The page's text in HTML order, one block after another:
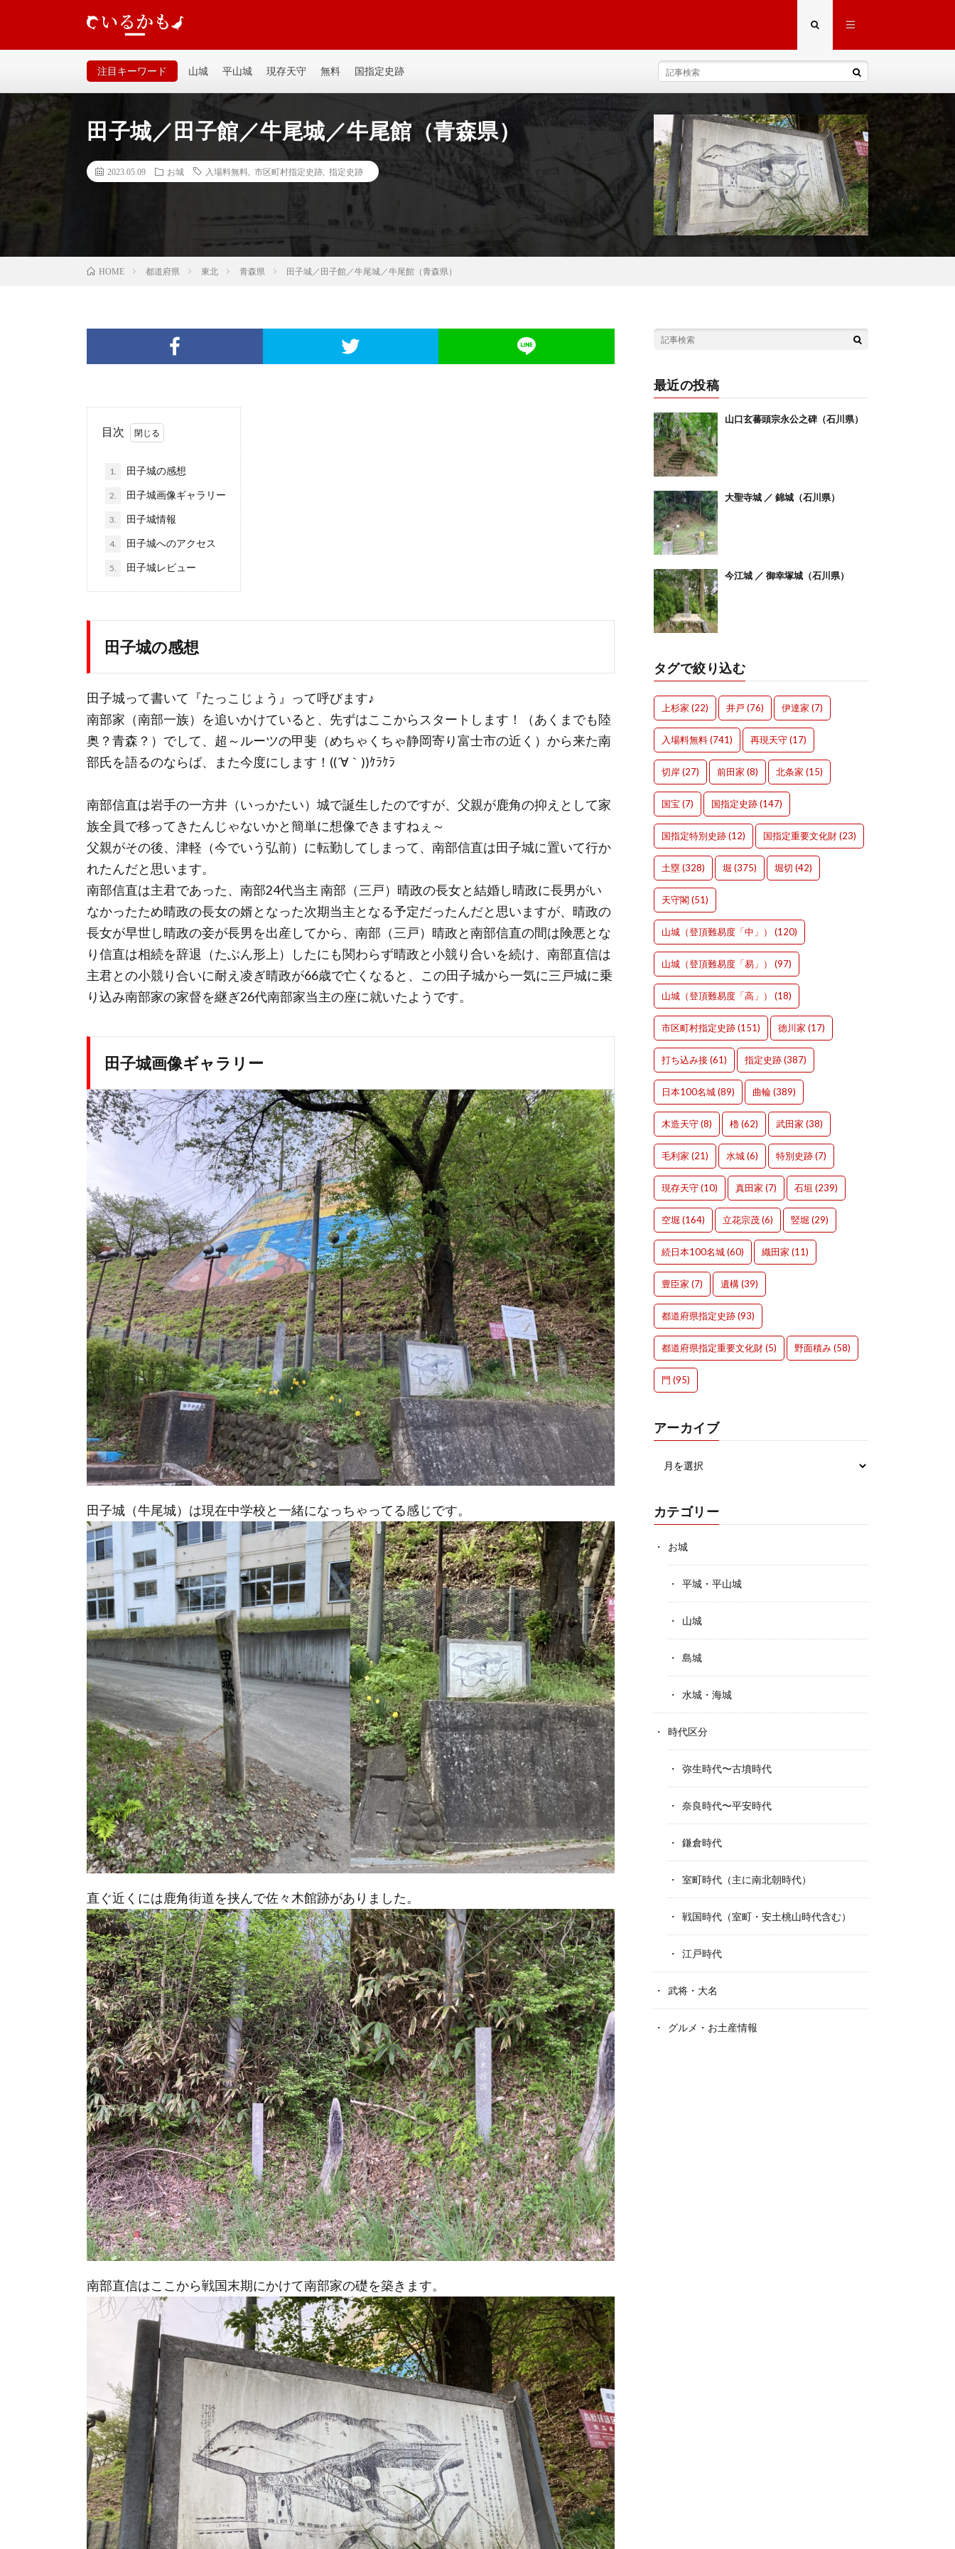
るいサイトなので気軽に見てください。
注目キーワード 山城 平山城 現存天守 無料 国指定史跡
田子城／田子館／牛尾城／牛尾館（青森県）
2023.05.09 お城 入場料無料 市区町村指定史跡 指定史跡
HOME 都道府県 東北 青森県 田子城／田子館／牛尾城／牛尾館（青森県）
目次
1. 田子城の感想
2. 田子城画像ギャラリー
3. 田子城情報
4. 田子城へのアクセス
5. 田子城レビュー
田子城の感想
田子城って書いて『たっこじょう』って呼びます♪
南部家（南部一族）を追いかけていると、先ずはここからスタートします！（あくまでも陸
奥？青森？）でして、超～ルーツの甲斐（めちゃくちゃ静岡寄り富士市の近く）から来た南
部氏を語るのならば、また今度にします！((´∀｀))ｹﾗｹﾗ
南部信直は岩手の一方井（いっかたい）城で誕生したのですが、父親が鹿角の抑えとして家
族全員で移ってきたんじゃないかと簡単に想像できますねぇ～
父親がその後、津軽（今でいう弘前）に転勤してしまって、南部信直は田子城に置いて行か
れたんだと思います。
南部信直は主君であった、南部24代当主 南部（三戸）晴政の長女と結婚し晴政に長男がい
なかったため晴政の長女の婿となった次期当主となる予定だったんだと思いますが、晴政の
長女が早世し晴政の妾が長男を出産してから、南部（三戸）晴政と南部信直の間は険悪とな
り信直は相続を辞退（たぶん形上）したにも関わらず晴政と小競り合いを続け、南部直信は
主君との小競り合いに耐え凌ぎ晴政が66歳で亡くなると、この田子城から一気に三戸城に乗
り込み南部家の家督を継ぎ26代南部家当主の座に就いたようです。
田子城画像ギャラリー
田子城（牛尾城）は現在中学校と一緒になっちゃってる感じです。
直ぐ近くには鹿角街道を挟んで佐々木館跡がありました。
南部直信はここから戦国末期にかけて南部家の礎を築きます。
最近の投稿
山口玄蕃頭宗永公之碑（石川県）
大聖寺城 ／ 錦城（石川県）
今江城 ／ 御幸塚城（石川県）
タグで絞り込む
上杉家 (22) 井戸 (76) 伊達家 (7)
入場料無料(741) 再現天守(17)
切岸(27) 前田家 (8) 北条家 (15)
国宝 (7) 国指定史跡(147)
国指定特別史跡(12) 国指定重要文化財(23)
土塁 (328) 堀 (375) 堀切 (42)
天守閣(51)
山城（登頂難易度「中」） (120)
山城（登頂難易度「易」） (97)
山城（登頂難易度「高」） (18)
市区町村指定史跡(151) 徳川家 (17)
打ち込み接(61) 指定史跡(387)
日本100名城(89) 曲輪(389)
木造天守(8) 櫓(62) 武田家 (38)
毛利家 (21) 水城(6) 特別史跡(7)
現存天守(10) 真田家 (7) 石垣 (239)
空堀 (164) 立花宗茂(6) 竪堀 (29)
続日本100名城(60) 織田家 (11)
豊臣家 (7) 遺構(39)
都道府県指定史跡(93)
都道府県指定重要文化財(5) 野面積み(58)
門 (95)
アーカイブ
カテゴリー
お城
平城・平山城
山城
島城
水城・海城
時代区分
弥生時代〜古墳時代
奈良時代〜平安時代
鎌倉時代
室町時代（主に南北朝時代）
戦国時代（室町・安土桃山時代含む）
江戸時代
武将・大名
グルメ・お土産情報